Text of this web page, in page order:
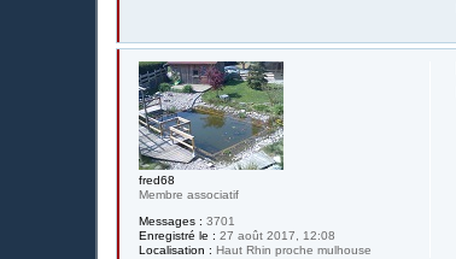
fred68
Membre associatif
Messages : 3701
Enregistré le : 27 août 2017, 12:08
Localisation : Haut Rhin proche mulhouse